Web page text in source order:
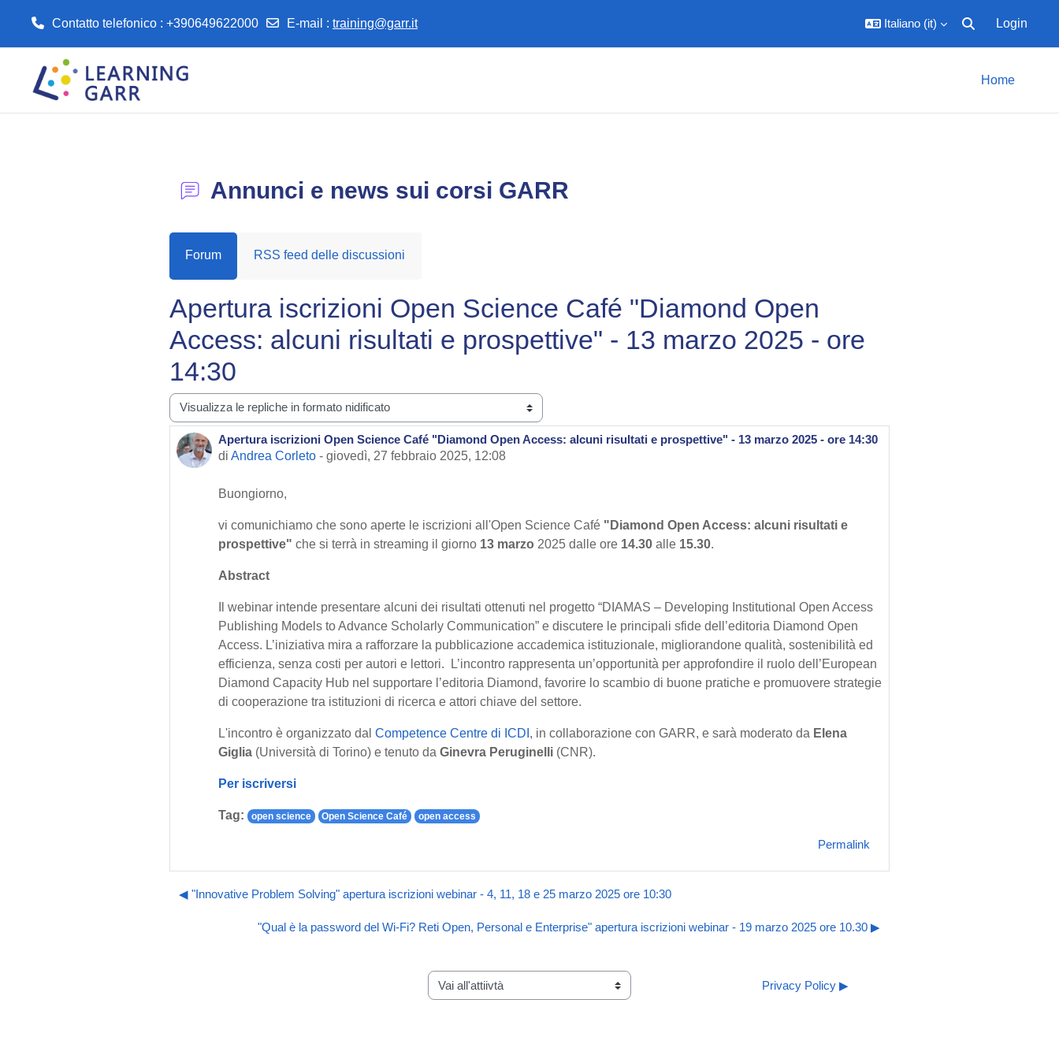
Contatto telefonico : +390649622000 E-mail : training@garr.it Italiano ‎(it)‎
Attiva/disattiva
Login
Home
Annunci e news sui corsi GARR
Forum RSS feed delle discussioni
Apertura iscrizioni Open Science Café "Diamond Open
Access: alcuni risultati e prospettive" - 13 marzo 2025 - ore
14:30
Modalità visualizzazione
Apertura iscrizioni Open Science Café "Diamond Open Access: alcuni risultati e prospettive" - 13 marzo 2025 - ore 14:30
di Andrea Corleto - giovedì, 27 febbraio 2025, 12:08
Numero di risposte: 0
Buongiorno,
vi comunichiamo che sono aperte le iscrizioni all'Open Science Café "Diamond Open Access: alcuni risultati e
prospettive" che si terrà in streaming il giorno 13 marzo 2025 dalle ore 14.30 alle 15.30.
Abstract
Il webinar intende presentare alcuni dei risultati ottenuti nel progetto “DIAMAS – Developing Institutional Open Access
Publishing Models to Advance Scholarly Communication” e discutere le principali sfide dell’editoria Diamond Open
Access. L’iniziativa mira a rafforzare la pubblicazione accademica istituzionale, migliorandone qualità, sostenibilità ed
efficienza, senza costi per autori e lettori. L’incontro rappresenta un’opportunità per approfondire il ruolo dell’European
Diamond Capacity Hub nel supportare l’editoria Diamond, favorire lo scambio di buone pratiche e promuovere strategie
di cooperazione tra istituzioni di ricerca e attori chiave del settore.
L'incontro è organizzato dal Competence Centre di ICDI , in collaborazione con GARR, e sarà moderato da Elena
Giglia (Università di Torino) e tenuto da Ginevra Peruginelli (CNR).
Per iscriversi
Tag: open science Open Science Café open access
Permalink
◀︎ "Innovative Problem Solving" apertura iscrizioni webinar - 4, 11, 18 e 25 marzo 2025 ore 10:30
"Qual è la password del Wi-Fi? Reti Open, Personal e Enterprise" apertura iscrizioni webinar - 19 marzo 2025 ore 10.30 ▶︎
Vai all'attiivtà
Privacy Policy ▶︎